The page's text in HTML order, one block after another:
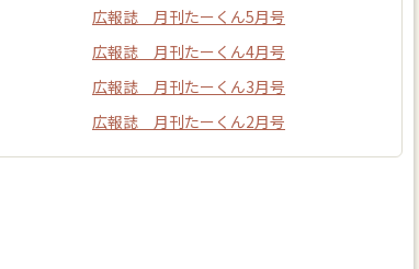
広報誌 月刊たーくん5月号
広報誌 月刊たーくん4月号
広報誌 月刊たーくん3月号
広報誌 月刊たーくん2月号